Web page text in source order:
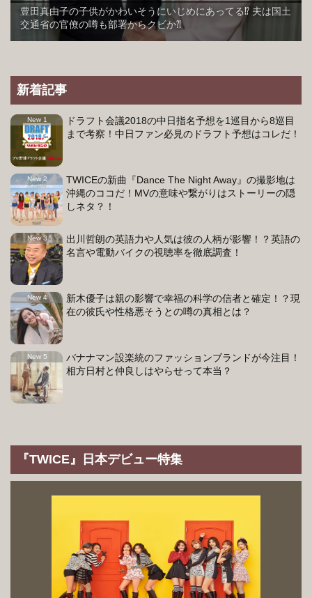
豊田真由子の子供がかわいそうにいじめにあってる⁉︎ 夫は国土
交通省の官僚の噂も部署からクビか⁈
新着記事
ドラフト会議2018の中日指名予想を1巡目から8巡目
まで考察！中日ファン必見のドラフト予想はコレだ！
TWICEの新曲『Dance The Night Away』の撮影地は
沖縄のココだ！MVの意味や繋がりはストーリーの隠
しネタ？！
出川哲朗の英語力や人気は彼の人柄が影響！？英語の
名言や電動バイクの視聴率を徹底調査！
新木優子は親の影響で幸福の科学の信者と確定！？現
在の彼氏や性格悪そうとの噂の真相とは？
バナナマン設楽統のファッションブランドが今注目！
相方日村と仲良しはやらせって本当？
『TWICE』日本デビュー特集